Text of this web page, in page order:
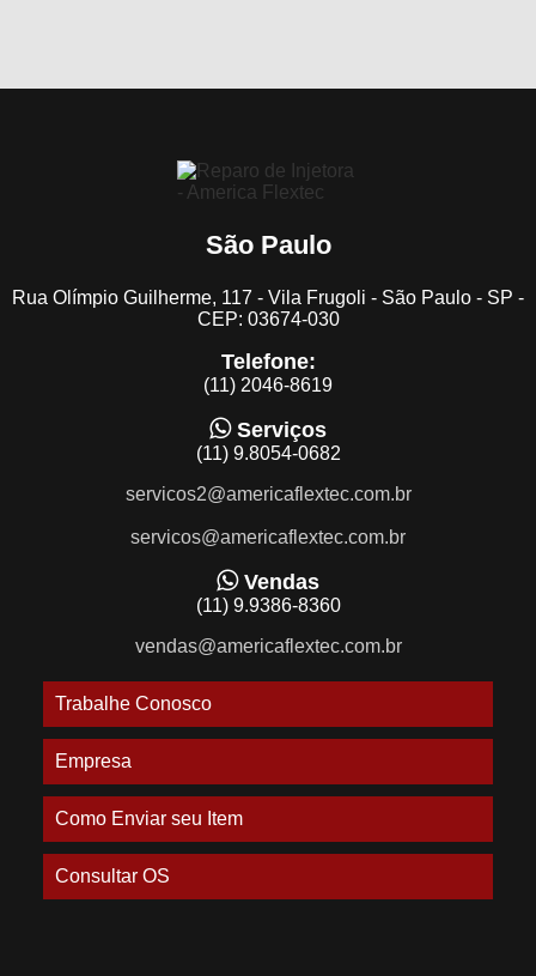
São Paulo
Rua Olímpio Guilherme, 117 - Vila Frugoli - São Paulo - SP -
CEP: 03674-030
Telefone:
(11) 2046-8619
Serviços
(11) 9.8054-0682
servicos2@americaflextec.com.br
servicos@americaflextec.com.br
Vendas
(11) 9.9386-8360
vendas@americaflextec.com.br
Trabalhe Conosco
Empresa
Como Enviar seu Item
Consultar OS